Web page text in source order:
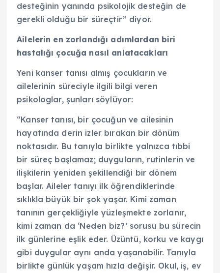
desteğinin yanında psikolojik desteğin de
gerekli olduğu bir süreçtir” diyor.
Ailelerin en zorlandığı adımlardan biri
hastalığı çocuğa nasıl anlatacakları
Yeni kanser tanısı almış çocukların ve
ailelerinin süreciyle ilgili bilgi veren
psikologlar, şunları söylüyor:
“Kanser tanısı, bir çocuğun ve ailesinin
hayatında derin izler bırakan bir dönüm
noktasıdır. Bu tanıyla birlikte yalnızca tıbbi
bir süreç başlamaz; duyguların, rutinlerin ve
ilişkilerin yeniden şekillendiği bir dönem
başlar. Aileler tanıyı ilk öğrendiklerinde
sıklıkla büyük bir şok yaşar. Kimi zaman
tanının gerçekliğiyle yüzleşmekte zorlanır,
kimi zaman da ‘Neden biz?’ sorusu bu sürecin
ilk günlerine eşlik eder. Üzüntü, korku ve kaygı
gibi duygular aynı anda yaşanabilir. Tanıyla
birlikte günlük yaşam hızla değişir. Okul, iş, ev